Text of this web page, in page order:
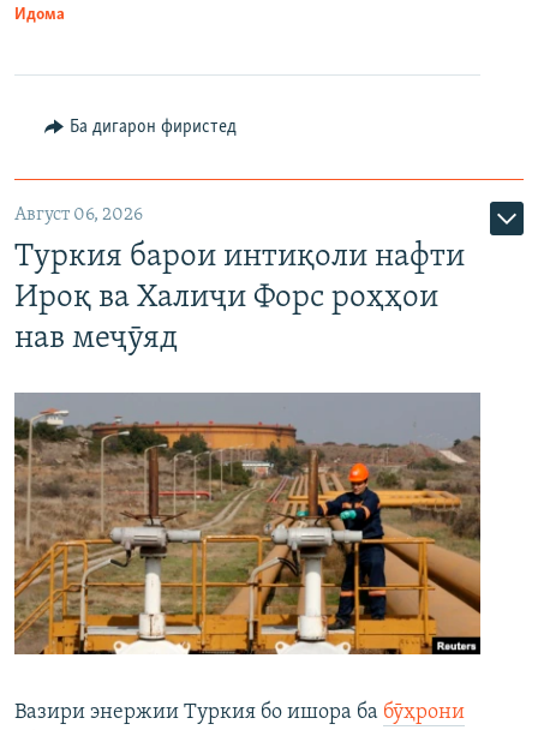
Идома
Ба дигарон фиристед
Август 06, 2026
Туркия барои интиқоли нафти
Ироқ ва Халиҷи Форс роҳҳои
нав меҷӯяд
Вазири энержии Туркия бо ишора ба бӯҳрони